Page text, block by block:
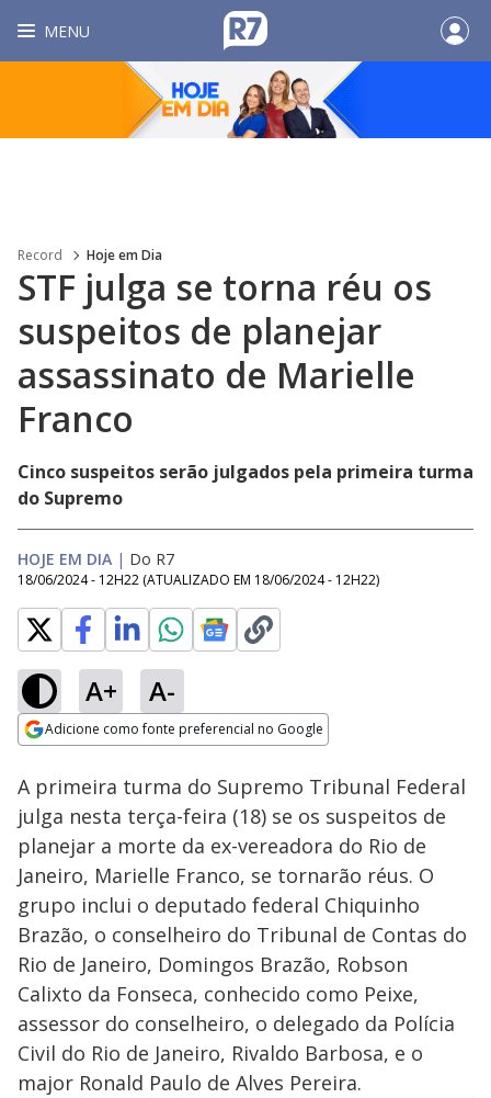
MENU
Record Hoje em Dia
STF julga se torna réu os
suspeitos de planejar
assassinato de Marielle
Franco
Cinco suspeitos serão julgados pela primeira turma
do Supremo
HOJE EM DIA | Do R7
18/06/2024 - 12H22 (ATUALIZADO EM 18/06/2024 - 12H22)
A+ A-
Adicione como fonte preferencial no Google
Ativar
Loaded
72.98%
A primeira turma do Supremo Tribunal Federal
julga nesta terça-feira (18) se os suspeitos de
planejar a morte da ex-vereadora do Rio de
Janeiro, Marielle Franco, se tornarão réus. O
grupo inclui o deputado federal Chiquinho
Brazão, o conselheiro do Tribunal de Contas do
Rio de Janeiro, Domingos Brazão, Robson
Calixto da Fonseca, conhecido como Peixe,
assessor do conselheiro, o delegado da Polícia
Civil do Rio de Janeiro, Rivaldo Barbosa, e o
major Ronald Paulo de Alves Pereira.